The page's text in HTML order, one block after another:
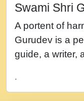
नह भरस
सहर चरण क
बगड नसब
shastri ji
Swami Shri
A portent of
Gurudev is a
guide, a writer,
.